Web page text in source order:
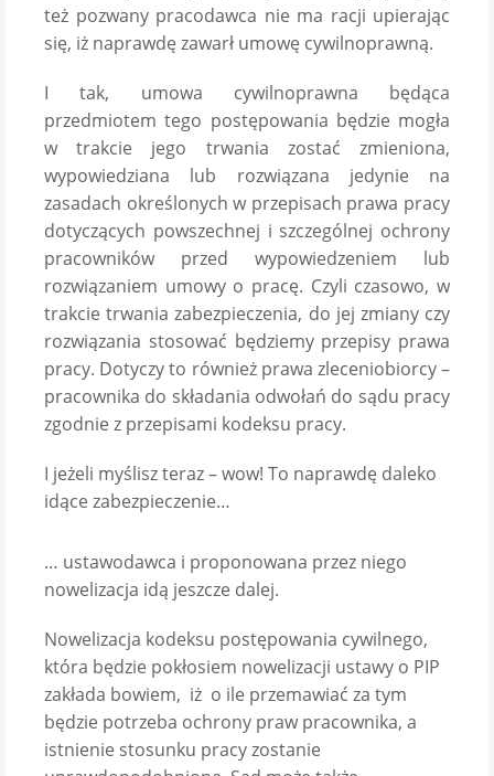
też pozwany pracodawca nie ma racji upierając
się, iż naprawdę zawarł umowę cywilnoprawną.
I tak, umowa cywilnoprawna będąca
przedmiotem tego postępowania będzie mogła
w trakcie jego trwania zostać zmieniona,
wypowiedziana lub rozwiązana jedynie na
zasadach określonych w przepisach prawa pracy
dotyczących powszechnej i szczególnej ochrony
pracowników przed wypowiedzeniem lub
rozwiązaniem umowy o pracę. Czyli czasowo, w
trakcie trwania zabezpieczenia, do jej zmiany czy
rozwiązania stosować będziemy przepisy prawa
pracy. Dotyczy to również prawa zleceniobiorcy –
pracownika do składania odwołań do sądu pracy
zgodnie z przepisami kodeksu pracy.
I jeżeli myślisz teraz – wow! To naprawdę daleko
idące zabezpieczenie…
… ustawodawca i proponowana przez niego
nowelizacja idą jeszcze dalej.
Nowelizacja kodeksu postępowania cywilnego,
która będzie pokłosiem nowelizacji ustawy o PIP
zakłada bowiem, iż o ile przemawiać za tym
będzie potrzeba ochrony praw pracownika, a
istnienie stosunku pracy zostanie